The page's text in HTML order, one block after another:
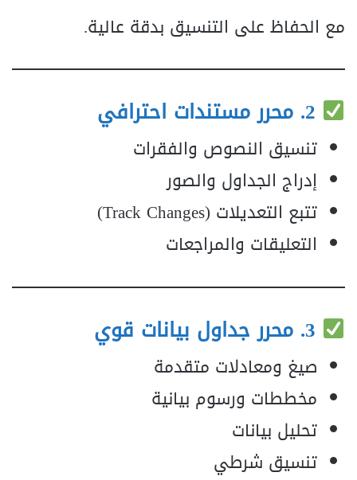
مع الحفاظ على التنسيق بدقة عالية.
تنسيق النصوص والفقرات
إدراج الجداول والصور
تتبع التعديلات (Track Changes)
التعليقات والمراجعات
صيغ ومعادلات متقدمة
مخططات ورسوم بيانية
تحليل بيانات
تنسيق شرطي